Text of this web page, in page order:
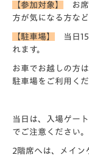
【参加対象】
お
方が気になる方な
【駐車場】
当日15
れます。
お車でお越しの方
駐車場をご利用く
当日は、入場ゲー
でご注意ください。
2階席へは、メイン